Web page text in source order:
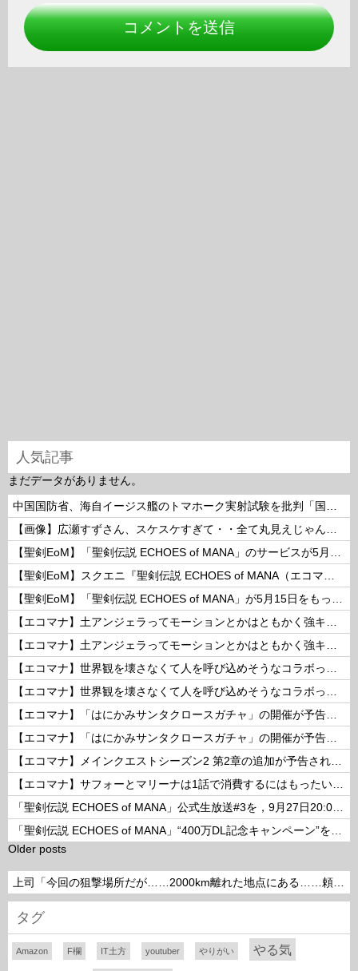
人気記事
まだデータがありません。
Older posts
タグ
Amazon F欄 IT土方 youtuber やりがい やる気